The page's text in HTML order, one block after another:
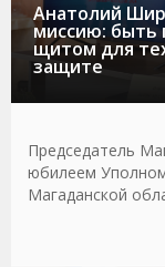
Анатолий
миссию: быть
щитом для
защите
Председатель
юбилеем
Магаданской